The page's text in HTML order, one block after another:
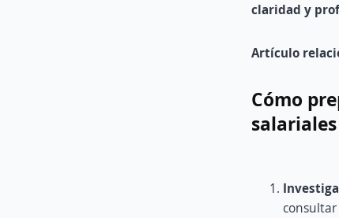
claridad y
Artículo
Cómo
salariales